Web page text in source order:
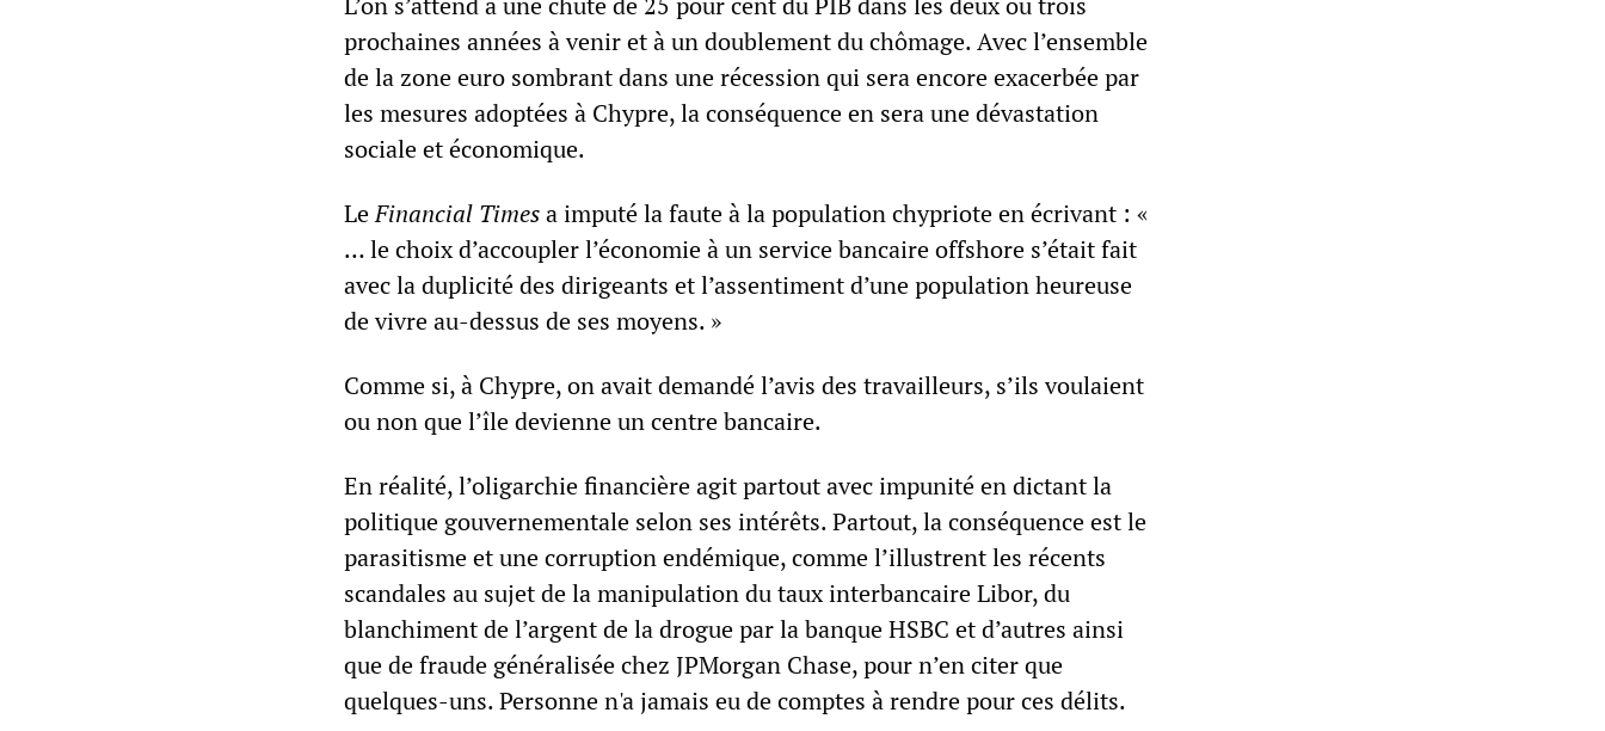
prochaines années à venir et à un doublement du chômage. Avec l’ensemble
de la zone euro sombrant dans une récession qui sera encore exacerbée par
les mesures adoptées à Chypre, la conséquence en sera une dévastation
sociale et économique.
LeFinancial Timesa imputé la faute à la population chypriote en écrivant : «
… le choix d’accoupler l’économie à un service bancaire offshore s’était fait
avec la duplicité des dirigeants et l’assentiment d’une population heureuse
de vivre au-dessus de ses moyens. »
Comme si, à Chypre, on avait demandé l’avis des travailleurs, s’ils voulaient
ou non que l’île devienne un centre bancaire.
En réalité, l’oligarchie financière agit partout avec impunité en dictant la
politique gouvernementale selon ses intérêts. Partout, la conséquence est le
parasitisme et une corruption endémique, comme l’illustrent les récents
scandales au sujet de la manipulation du taux interbancaire Libor, du
blanchiment de l’argent de la drogue par la banque HSBC et d’autres ainsi
que de fraude généralisée chez JPMorgan Chase, pour n’en citer que
quelques-uns. Personnen'a jamais eu de comptes à rendre pour ces délits.